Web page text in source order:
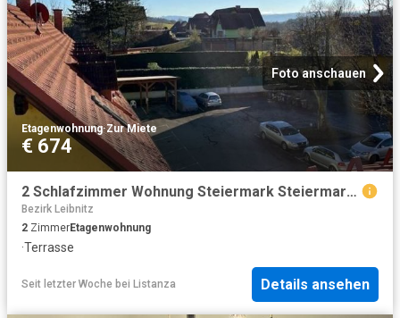
Foto anschauen
Etagenwohnung·Zur Miete
€ 674
2 Schlafzimmer Wohnung Steiermark Steiermark 104712932
Bezirk Leibnitz
2 ZimmerEtagenwohnung
·Terrasse
Seit letzter Woche bei Listanza Details ansehen